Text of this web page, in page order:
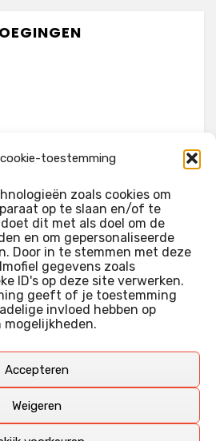
cookie-toestemming
zoals cookies om
op te slaan en/of te
dit met als doel om de
en om gepersonaliseerde
Door in te stemmen met deze
gegevens zoals
ID's op deze site verwerken.
geeft of je toestemming
invloed hebben op
Accepteren
Weigeren
m’n recensies omdat ik zoveel
niet meer wist welke ik nu wel of
filmliefhebber, heb als hobby nog
gewerkt, en heb als coproducent
ook vooral vrij pretentieloze
kennis over de kunde én de
film.